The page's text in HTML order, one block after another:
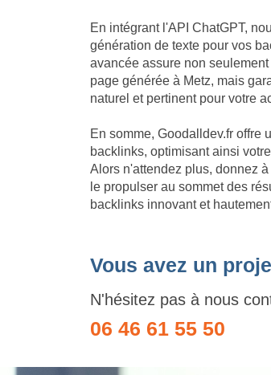
En intégrant l'API ChatGPT,
génération de texte pour vos
avancée assure non
page générée à Metz, mais
naturel et pertinent pour votre
En somme, Goodalldev.fr offre
backlinks, optimisant ainsi
Alors n'attendez plus, donnez
le propulser au sommet des
backlinks innovant et
Vous avez un
N'hésitez pas à nous
06 46 61 55 50